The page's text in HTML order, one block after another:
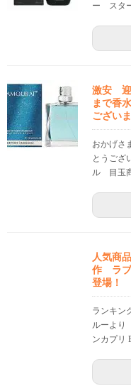
ー スタ
激安 迎
まで香
ござい
おかげさ
とうござ
ル 目玉
人気商
作 ラブ
登場！
ランキン
ルーより
ンカプリ